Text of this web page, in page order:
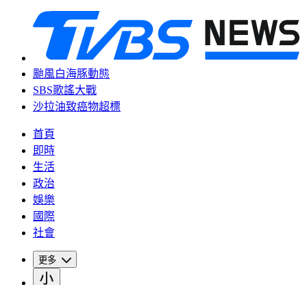
颱風白海豚動態
SBS歌謠大戰
沙拉油致癌物超標
首頁
即時
生活
政治
娛樂
國際
社會
更多